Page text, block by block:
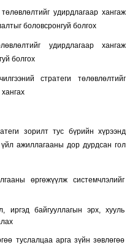
удирдлагаар хангаж
боловсронгуй болгох
удирдлагаар хангаж
болгох
стратеги төлөвлөлтийг
зорилт тус бүрийн хүрээнд
үйл ажиллагааны дор дурдсан гол
өргөжүүлж системчлэлийг
иргэд байгууллагын эрх, хууль
туслалцаа арга зүйн зөвлөгөө